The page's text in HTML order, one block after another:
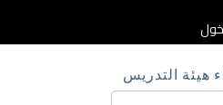
هيئة التدريس